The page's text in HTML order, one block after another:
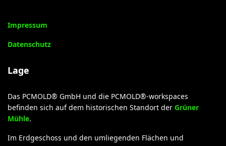
Impressum
Datenschutz
Lage
Das PCMOLD® GmbH und die PCMOLD®-workspaces
befinden sich auf dem historischen Standort der Grüner
Mühle.
Im Erdgeschoss und den umliegenden Flächen und